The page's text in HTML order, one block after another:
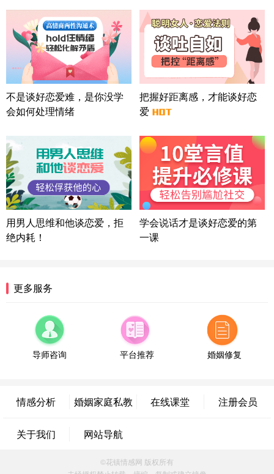
情感方案
北京-朝阳 151****3189
22分钟前
微信用户 巧?媚儿 通过此页面咨询，已获得专属情感
方案
上海-浦东 177****9074
56分钟前
微信用户 Liberty 通过此页面咨询，已获得专属情感
方案
广东-广州 188****5632
湖北-武汉 135****7410
41分钟前
微信用户 困困魚? 通过此页面咨询，已获得专属情感
方案
陕西-西安 139****6283
3分钟前
情感方案
浙江-宁波 150****8921
福建-厦门 159****4462
53分钟前
微信用户 凌乱小羊 通过此页面咨询，已获得专属情
辽宁-大连 176****2843
39分钟前
属情感方案
微信用户 墨笙 通过此页面咨询，已获得专属情感方
不是谈好恋爱难，是你没学
会如何处理情绪
把握好距离感，才能谈好恋
爱
用男人思维和他谈恋爱，拒
绝内耗！
学会说话才是谈好恋爱的第
一课
更多服务
导师咨询 平台推荐 婚姻修复
情感分析 婚姻家庭私教 在线课堂 注册会员
关于我们 网站导航
©花镇情感网 版权所有